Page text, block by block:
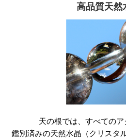
高品質天然
天の根では、すべてのア
鑑別済みの天然水晶（クリスタ